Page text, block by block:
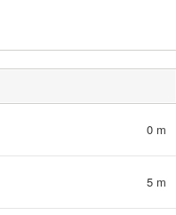
0 m
5 m